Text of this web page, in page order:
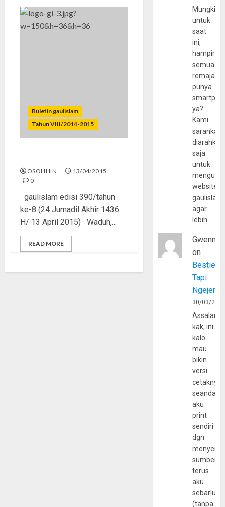
Buletin gaulislam
Tahun VIII/2014-2015
OSOLIHIN
13/04/2015
0
gaulislam edisi 390/tahun
ke-8 (24 Jumadil Akhir 1436
H/ 13 April 2015) Waduh,...
READ MORE
Mungkin
untuk
saat
ini,
hampir
semua
remaja
punya
ya?
Kami
sarankan,
diarahkan
saja
untuk
website
agar
lebih…
Gwenny
on
Bestie
Tapi
30/03/
kak, ini
kalo
mau
bikin
versi
cetaknya
aku
print
sendiri
dgn
sumber
terus
aku
(tanpa